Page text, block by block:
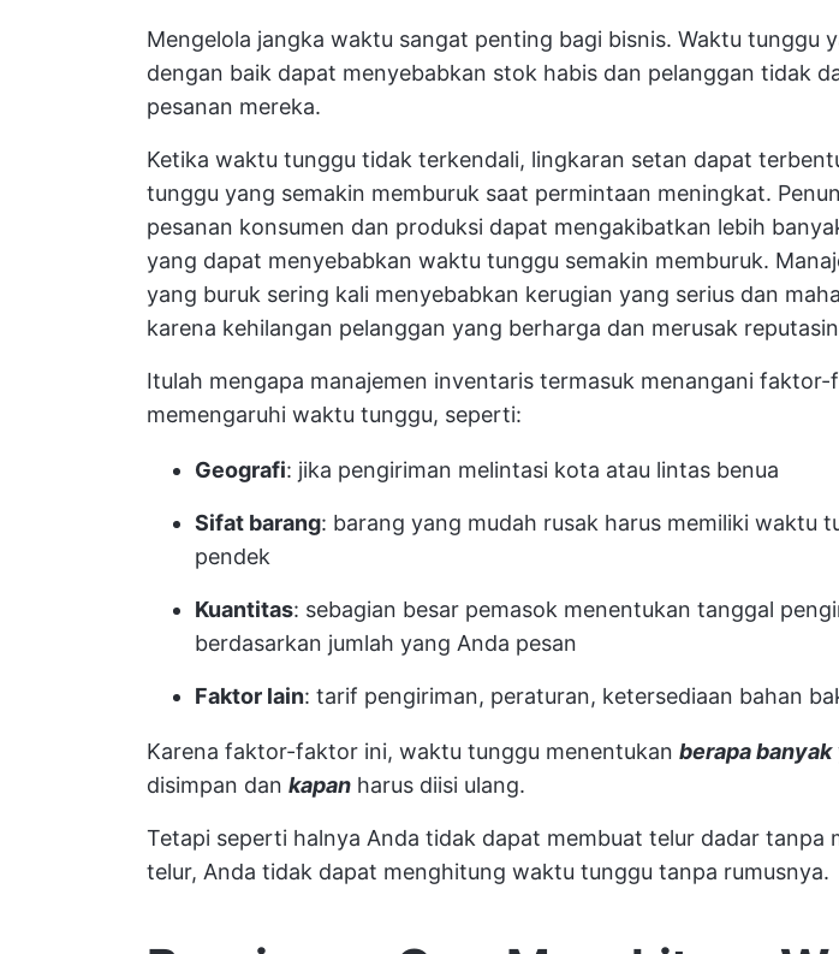
Mengelola jangka waktu sangat penting bagi bisnis. Waktu tunggu
dengan baik dapat menyebabkan stok habis dan pelanggan tidak
pesanan mereka.
Ketika waktu tunggu tidak terkendali, lingkaran setan dapat
tunggu yang semakin memburuk saat permintaan meningkat.
pesanan konsumen dan produksi dapat mengakibatkan lebih
yang dapat menyebabkan waktu tunggu semakin memburuk.
yang buruk sering kali menyebabkan kerugian yang serius dan
karena kehilangan pelanggan yang berharga dan merusak
Itulah mengapa manajemen inventaris termasuk menangani
memengaruhi waktu tunggu, seperti:
Geografi: jika pengiriman melintasi kota atau lintas benua
Sifat barang: barang yang mudah rusak harus memiliki waktu
pendek
Kuantitas: sebagian besar pemasok menentukan tanggal
berdasarkan jumlah yang Anda pesan
Faktor lain: tarif pengiriman, peraturan, ketersediaan bahan
Karena faktor-faktor ini, waktu tunggu menentukan berapa banyak
disimpan dan kapan harus diisi ulang.
Tetapi seperti halnya Anda tidak dapat membuat telur dadar tanpa
telur, Anda tidak dapat menghitung waktu tunggu tanpa rumusnya.